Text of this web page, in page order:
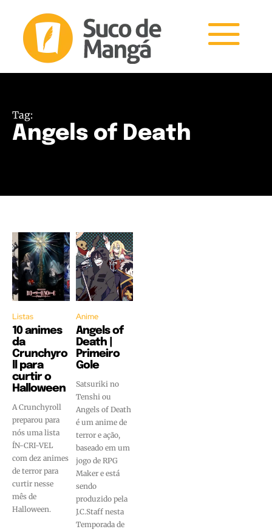
Tag:
Angels of Death
Listas
10 animes
da
Crunchyro
ll para
curtir o
Halloween
A Crunchyroll
preparou para
nós uma lista
ÍN-CRI-VEL
com dez animes
de terror para
curtir nesse
mês de
Halloween.
Anime
Angels of
Death |
Primeiro
Gole
Satsuriki no
Tenshi ou
Angels of Death
é um anime de
terror e ação,
baseado em um
jogo de RPG
Maker e está
sendo
produzido pela
J.C.Staff nesta
Temporada de